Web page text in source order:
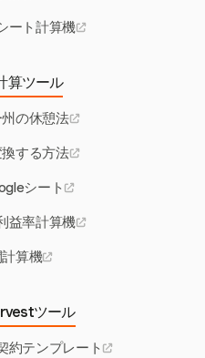
ート計算機
算ツール
の休憩法
する方法
シート
益率計算機
算機
ツール
約テンプレート